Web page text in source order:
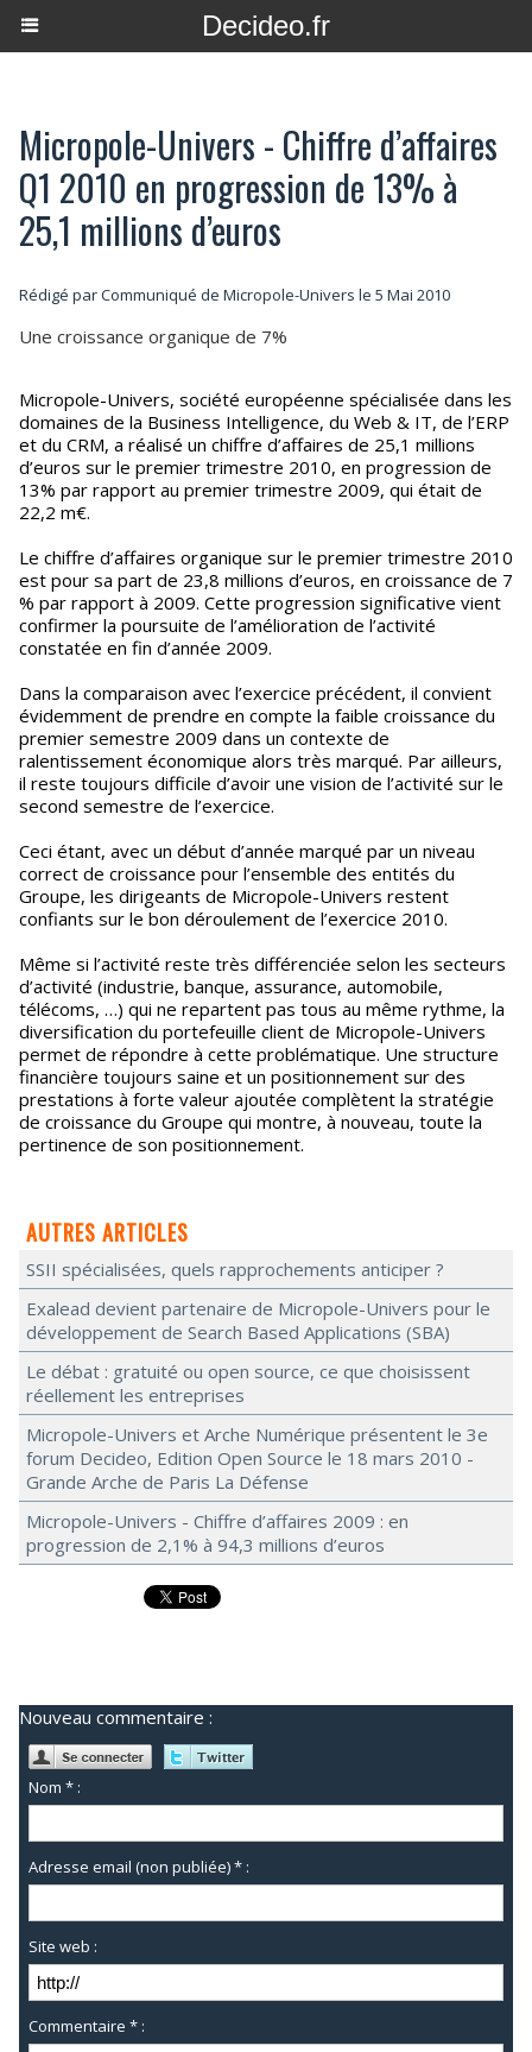
Decideo.fr
Micropole-Univers - Chiffre d’affaires
Q1 2010 en progression de 13% à
25,1 millions d’euros
Rédigé par Communiqué de Micropole-Univers le 5 Mai 2010
Une croissance organique de 7%
Micropole-Univers, société européenne spécialisée dans les
domaines de la Business Intelligence, du Web & IT, de l’ERP
et du CRM, a réalisé un chiffre d’affaires de 25,1 millions
d’euros sur le premier trimestre 2010, en progression de
13% par rapport au premier trimestre 2009, qui était de
22,2 m€.
Le chiffre d’affaires organique sur le premier trimestre 2010
est pour sa part de 23,8 millions d’euros, en croissance de 7
% par rapport à 2009. Cette progression significative vient
confirmer la poursuite de l’amélioration de l’activité
constatée en fin d’année 2009.
Dans la comparaison avec l’exercice précédent, il convient
évidemment de prendre en compte la faible croissance du
premier semestre 2009 dans un contexte de
ralentissement économique alors très marqué. Par ailleurs,
il reste toujours difficile d’avoir une vision de l’activité sur le
second semestre de l’exercice.
Ceci étant, avec un début d’année marqué par un niveau
correct de croissance pour l’ensemble des entités du
Groupe, les dirigeants de Micropole-Univers restent
confiants sur le bon déroulement de l’exercice 2010.
Même si l’activité reste très différenciée selon les secteurs
d’activité (industrie, banque, assurance, automobile,
télécoms, …) qui ne repartent pas tous au même rythme, la
diversification du portefeuille client de Micropole-Univers
permet de répondre à cette problématique. Une structure
financière toujours saine et un positionnement sur des
prestations à forte valeur ajoutée complètent la stratégie
de croissance du Groupe qui montre, à nouveau, toute la
pertinence de son positionnement.
AUTRES ARTICLES
SSII spécialisées, quels rapprochements anticiper ?
Exalead devient partenaire de Micropole-Univers pour le
développement de Search Based Applications (SBA)
Le débat : gratuité ou open source, ce que choisissent
réellement les entreprises
Micropole-Univers et Arche Numérique présentent le 3e
forum Decideo, Edition Open Source le 18 mars 2010 -
Grande Arche de Paris La Défense
Micropole-Univers - Chiffre d’affaires 2009 : en
progression de 2,1% à 94,3 millions d’euros
Nouveau commentaire :
Nom * :
Adresse email (non publiée) * :
Site web :
Commentaire * :